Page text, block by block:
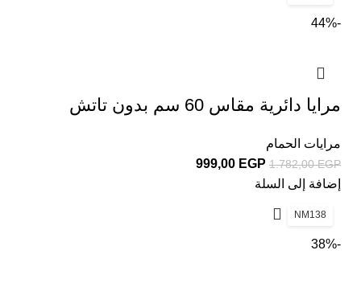
-44%
NM138
مرايا دائرية مقاس 60 سم بدون تاتش
مرايات الحمام
1.782,00EGP
999,00 EGP
إضافة إلى السلة
-38%